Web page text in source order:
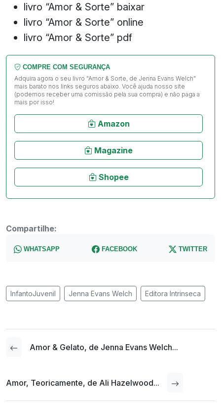
livro “Amor & Sorte” baixar
livro “Amor & Sorte” online
livro “Amor & Sorte” pdf
COMPRE COM SEGURANÇA
Adquira agora o seu livro "Amor & Sorte, de Jenna Evans Welch"
mais barato nos links seguros abaixo. Você ajuda nosso site
(podemos receber uma comissão pela sua compra) e não paga a
mais por isso!
Amazon
Magazine
Shopee
Compartilhe:
WHATSAPP FACEBOOK TWITTER
InfantoJuvenil Jenna Evans Welch Editora Intrinseca
Amor & Gelato, de Jenna Evans Welch...
Amor, Teoricamente, de Ali Hazelwood...